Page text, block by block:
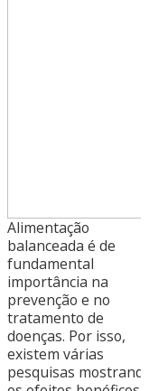
Alimentação
balanceada é de
fundamental
importância na
prevenção e no
tratamento de
doenças. Por isso,
existem várias
pesquisas